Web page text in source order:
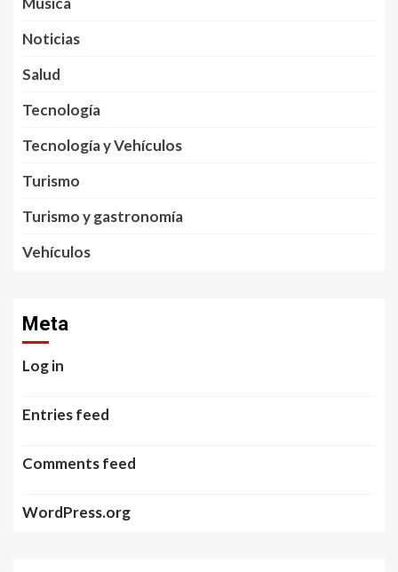
Noticias
Salud
Tecnología
Tecnología y Vehículos
Turismo
Turismo y gastronomía
Vehículos
Meta
Log in
Entries feed
Comments feed
WordPress.org